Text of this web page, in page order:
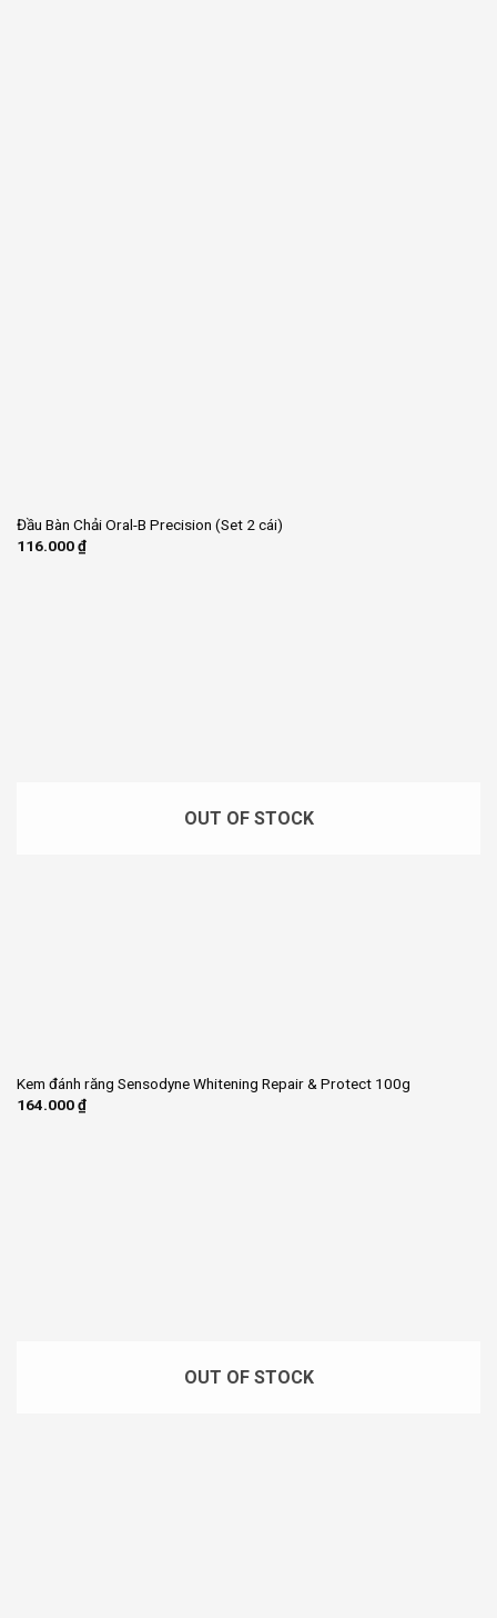
Đầu Bàn Chải Oral-B Precision (Set 2 cái)
116.000₫
OUT OF STOCK
Kem đánh răng Sensodyne Whitening Repair & Protect 100g
164.000₫
OUT OF STOCK